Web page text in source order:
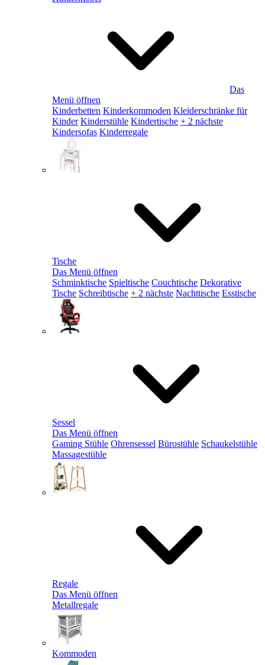
Das
Menü öffnen
Kinderbetten Kinderkommoden Kleiderschränke für
Kinder Kinderstühle Kindertische + 2 nächste
Kindersofas Kinderregale
Tische
Das Menü öffnen
Schminktische Spieltische Couchtische Dekorative
Tische Schreibtische + 2 nächste Nachttische Esstische
Sessel
Das Menü öffnen
Gaming Stühle Ohrensessel Bürostühle Schaukelstühle
Massagestühle
Regale
Das Menü öffnen
Metallregale
Kommoden